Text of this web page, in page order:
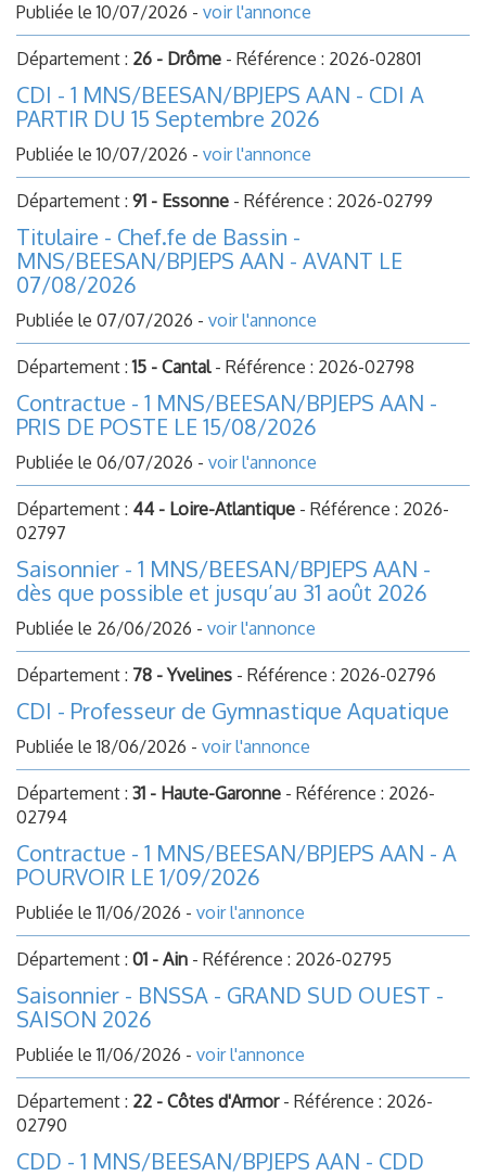
Publiée le 10/07/2026 - voir l'annonce
Département : 26 - Drôme - Référence : 2026-02801
CDI - 1 MNS/BEESAN/BPJEPS AAN - CDI A
PARTIR DU 15 Septembre 2026
Publiée le 10/07/2026 - voir l'annonce
Département : 91 - Essonne - Référence : 2026-02799
Titulaire - Chef.fe de Bassin -
MNS/BEESAN/BPJEPS AAN - AVANT LE
07/08/2026
Publiée le 07/07/2026 - voir l'annonce
Département :15 - Cantal- Référence : 2026-02798
Contractue - 1 MNS/BEESAN/BPJEPS AAN -
PRIS DE POSTE LE 15/08/2026
Publiée le 06/07/2026 - voir l'annonce
Département : 44 - Loire-Atlantique - Référence : 2026-
02797
Saisonnier - 1 MNS/BEESAN/BPJEPS AAN -
dès que possible et jusqu’au 31 août 2026
Publiée le 26/06/2026 - voir l'annonce
Département : 78 - Yvelines - Référence : 2026-02796
CDI - Professeur de Gymnastique Aquatique
Publiée le 18/06/2026 - voir l'annonce
Département : 31 - Haute-Garonne - Référence : 2026-
02794
Contractue - 1 MNS/BEESAN/BPJEPS AAN - A
POURVOIR LE 1/09/2026
Publiée le 11/06/2026 - voir l'annonce
Département : 01 - Ain - Référence : 2026-02795
Saisonnier - BNSSA - GRAND SUD OUEST -
SAISON 2026
Publiée le 11/06/2026 - voir l'annonce
Département : 22 - Côtes d'Armor- Référence : 2026-
02790
CDD - 1 MNS/BEESAN/BPJEPS AAN - CDD